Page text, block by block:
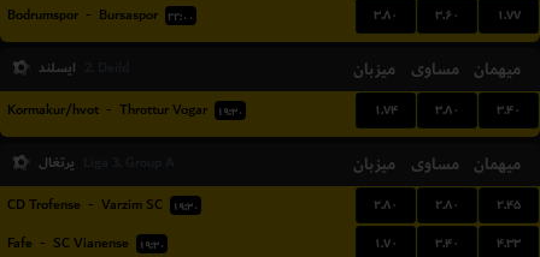
Bodrumspor - Bursaspor ۲۲:۰۰ ۳.۸۰ ۳.۶۰ ۱.۷۷
ایسلند میزبان مساوی میهمان
Kormakur/hvot - Throttur Vogar ۱۹:۳۰ ۱.۷۴ ۳.۸۰ ۳.۴۰
پرتغال میزبان مساوی میهمان
CD Trofense - Varzim SC ۱۹:۳۰ ۲.۸۰ ۲.۸۰ ۲.۴۵
Fafe - SC Vianense ۱۹:۳۰ ۱.۷۰ ۳.۴۰ ۴.۳۳